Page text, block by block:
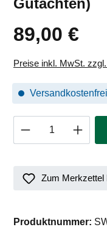
Gutachten)
89,00 €
Preise inkl. MwSt.
Versandkostenfrei
Produkt
Zum Merkzettel
Produktnummer: